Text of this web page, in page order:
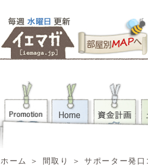
ホーム ＞ 間取り ＞サポーター発口